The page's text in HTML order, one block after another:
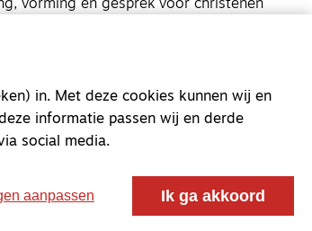
vorming en gesprek voor christenen
in. Met deze cookies kunnen wij en
informatie passen wij en derde
social media.
aanpassen Ik ga akkoord